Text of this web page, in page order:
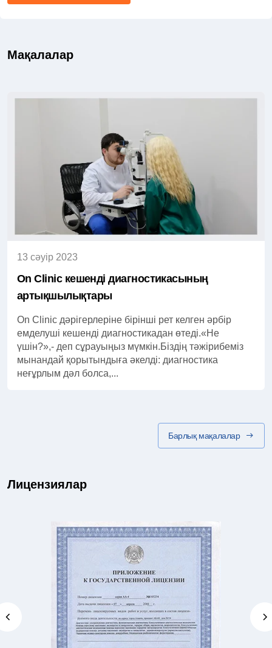
Мақалалар
13 сәуір 2023
On Clinic кешенді диагностикасының
артықшылықтары
On Clinic дәрігерлеріне бірінші рет келген әрбір
емделуші кешенді диагностикадан өтеді.«Не
үшін?»,- деп сұрауыңыз мүмкін.Біздің тәжірибеміз
мынандай қорытындыға әкелді: диагностика
неғұрлым дәл болса,...
Барлық мақалалар
Лицензиялар